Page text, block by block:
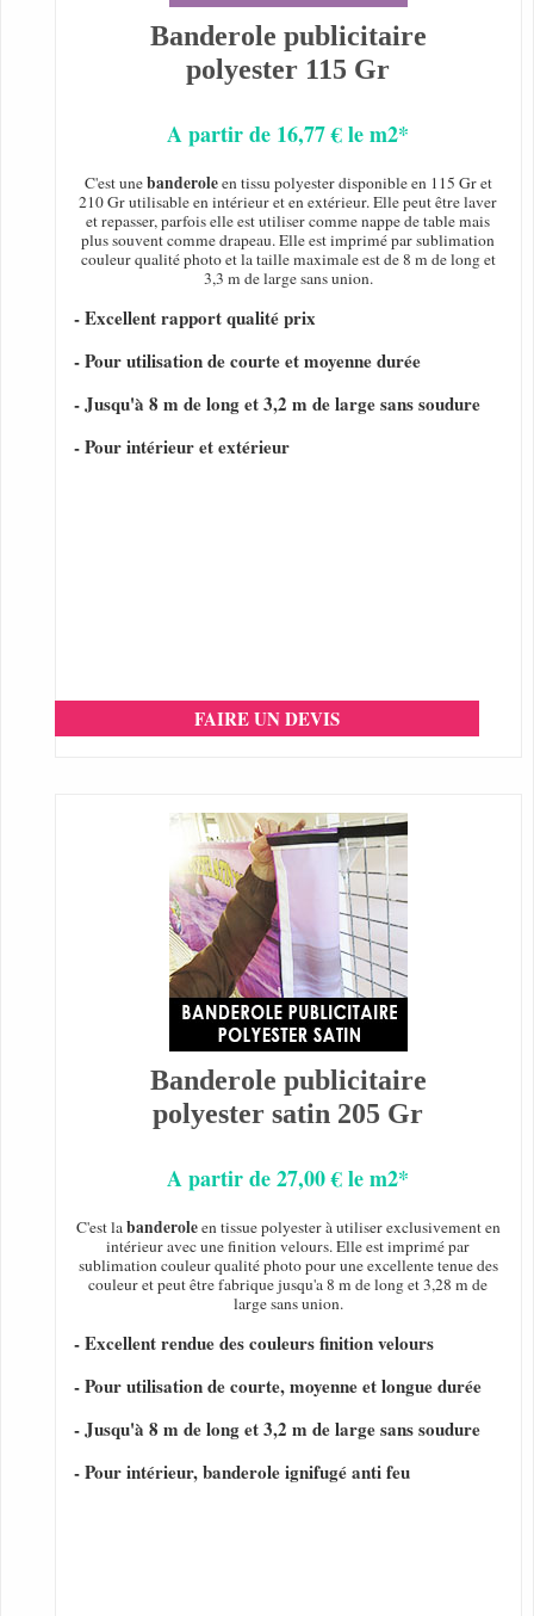
Banderole publicitaire
polyester 115 Gr
A partir de 16,77 € le m2*
C'est unebanderoleen tissu polyester disponible en 115 Gr et
210 Gr utilisable en intérieur et en extérieur. Elle peut être laver
et repasser, parfois elle est utiliser comme nappe de table mais
plus souvent comme drapeau. Elle est imprimé par sublimation
couleur qualité photo et la taille maximale est de 8 m de long et
3,3 m de large sans union.
- Excellent rapport qualité prix
- Pour utilisation de courte et moyenne durée
- Jusqu'à 8 m de long et 3,2 m de large sans soudure
- Pour intérieur et extérieur
FAIRE UN DEVIS
Banderole publicitaire
polyester satin 205 Gr
A partir de 27,00 € le m2*
C'est labanderoleen tissue polyester à utiliser exclusivement en
intérieur avec une finition velours. Elle est imprimé par
sublimation couleur qualité photo pour une excellente tenue des
couleur et peut être fabrique jusqu'a 8 m de long et 3,28 m de
large sans union.
- Excellent rendue des couleurs finition velours
- Pour utilisation de courte, moyenne et longue durée
- Jusqu'à 8 m de long et 3,2 m de large sans soudure
- Pour intérieur, banderole ignifugé anti feu